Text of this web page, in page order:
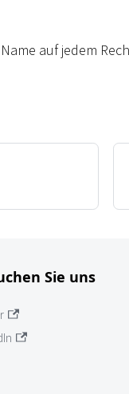
auf jedem
Sie uns